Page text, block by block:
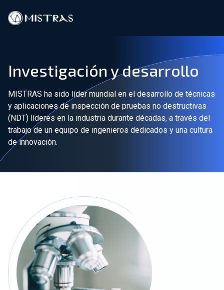
Servicios de campo
Servicios en el laboratorio
Productos
Industrias
Contacto
Únete a nuestro equipo
Sobre nosotros
Investigación y desarrollo
MISTRAS ha sido líder mundial en el desarrollo de técnicas
y aplicaciones de inspección de pruebas no destructivas
(NDT) líderes en la industria durante décadas, a través del
trabajo de un equipo de ingenieros dedicados y una cultura
de innovación.